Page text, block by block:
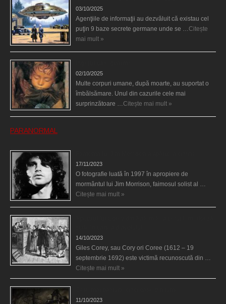
03/10/2025
Agenţiile de informaţii au dezvăluit că existau cel
puţin 9 baze secrete germane unde se …Citește
mai mult »
02/10/2025
Multe corpuri umane, după moarte, au suportat o
îmbălsămare. Unul din cazurile cele mai
surprinzătoare …Citește mai mult »
PARANORMAL
17/11/2023
O fotografie luată în 1997 în apropiere de
mormântul lui Jim Morrison, faimosul solist al …
Citește mai mult »
14/10/2023
Giles Corey, sau Cory ori Coree (1612 – 19
septembrie 1692) este victimă recunoscută din …
Citește mai mult »
11/10/2023